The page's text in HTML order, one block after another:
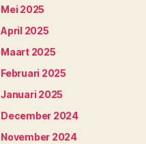
Mei 2025
April 2025
Maart 2025
Februari 2025
Januari 2025
December 2024
November 2024